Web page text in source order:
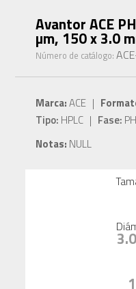
Avantor ACE
µm, 150 x 3.0
Número de catálogo:
Marca:ACE |
Tipo: HPLC | Fase:
Notas: NULL